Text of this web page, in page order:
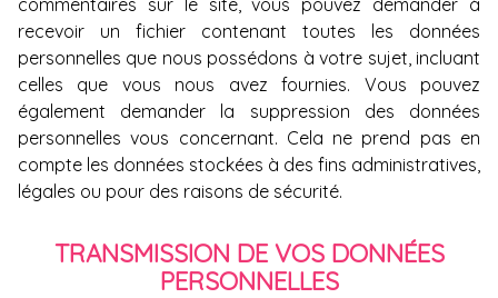
commentaires sur le site, vous pouvez demander à
recevoir un fichier contenant toutes les données
personnelles que nous possédons à votre sujet, incluant
celles que vous nous avez fournies. Vous pouvez
également demander la suppression des données
personnelles vous concernant. Cela ne prend pas en
compte les données stockées à des fins administratives,
légales ou pour des raisons de sécurité.
TRANSMISSION DE VOS DONNÉES
PERSONNELLES